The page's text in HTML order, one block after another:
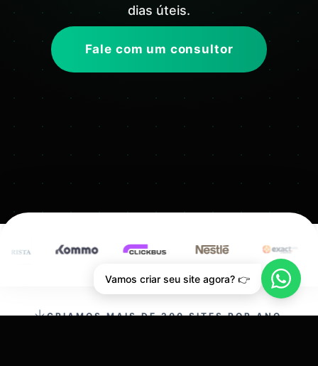
dias úteis.
Fale com um consultor
CRIAMOS MAIS DE 200 SITES POR ANO.
Vamos criar seu site agora? 👉